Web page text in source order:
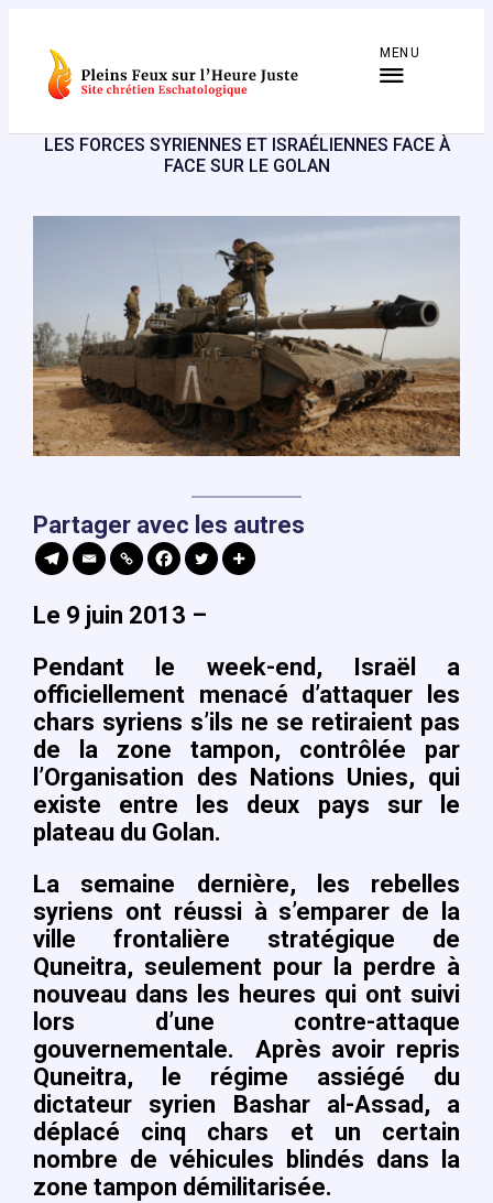
contenu
MENU
LES FORCES SYRIENNES ET ISRAÉLIENNES FACE À
FACE SUR LE GOLAN
Partager avec les autres
Le 9 juin 2013 –
Pendant le week-end, Israël a
officiellement menacé d’attaquer les
chars syriens s’ils ne se retiraient pas
de la zone tampon, contrôlée par
l’Organisation des Nations Unies, qui
existe entre les deux pays sur le
plateau du Golan.
La semaine dernière, les rebelles
syriens ont réussi à s’emparer de la
ville frontalière stratégique de
Quneitra, seulement pour la perdre à
nouveau dans les heures qui ont suivi
lors d’une contre-attaque
gouvernementale. Après avoir repris
Quneitra, le régime assiégé du
dictateur syrien Bashar al-Assad, a
déplacé cinq chars et un certain
nombre de véhicules blindés dans la
zone tampon démilitarisée.